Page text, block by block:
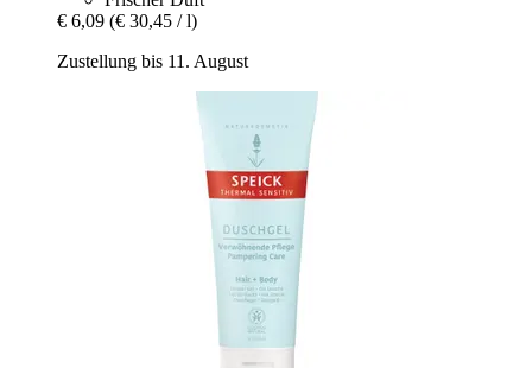
€ 6,09 (€ 30,45 / l)
Zustellung bis 11. August